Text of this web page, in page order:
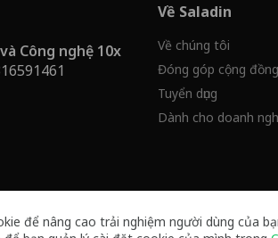
Công nghệ 10x
Về Saladin
Về chúng tôi
Đóng góp cộng đồng
Tuyển dụng
Dành cho doanh
để nâng cao trải nghiệm người dùng của